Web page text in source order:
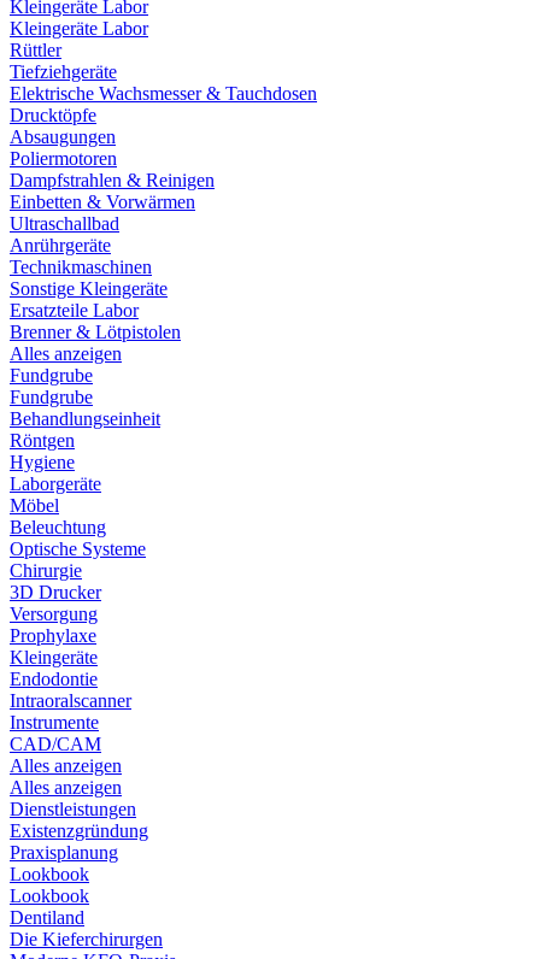
Kleingeräte Labor
Kleingeräte Labor
Rüttler
Tiefziehgeräte
Elektrische Wachsmesser & Tauchdosen
Drucktöpfe
Absaugungen
Poliermotoren
Dampfstrahlen & Reinigen
Einbetten & Vorwärmen
Ultraschallbad
Anrührgeräte
Technikmaschinen
Sonstige Kleingeräte
Ersatzteile Labor
Brenner & Lötpistolen
Alles anzeigen
Fundgrube
Fundgrube
Behandlungseinheit
Röntgen
Hygiene
Laborgeräte
Möbel
Beleuchtung
Optische Systeme
Chirurgie
3D Drucker
Versorgung
Prophylaxe
Kleingeräte
Endodontie
Intraoralscanner
Instrumente
CAD/CAM
Alles anzeigen
Alles anzeigen
Dienstleistungen
Existenzgründung
Praxisplanung
Lookbook
Lookbook
Dentiland
Die Kieferchirurgen